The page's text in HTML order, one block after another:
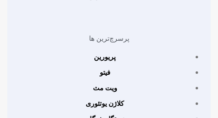
پرسرچ‌ترین ها
پریورین
فیتو
ویت مث
کلاژن یوتئوری